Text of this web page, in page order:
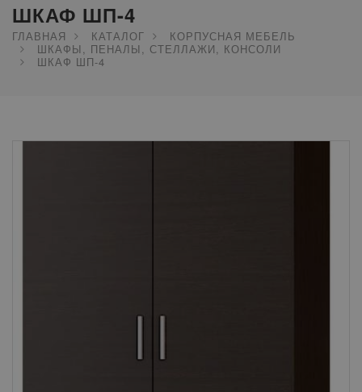
ШКАФ ШП-4
ГЛАВНАЯ КАТАЛОГ
КОРПУСНАЯ МЕБЕЛЬ
ШКАФЫ, ПЕНАЛЫ, СТЕЛЛАЖИ, КОНСОЛИ
ШКАФ ШП-4